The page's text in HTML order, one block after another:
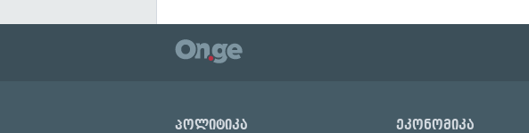
პოლიტიკა ეკონომიკა